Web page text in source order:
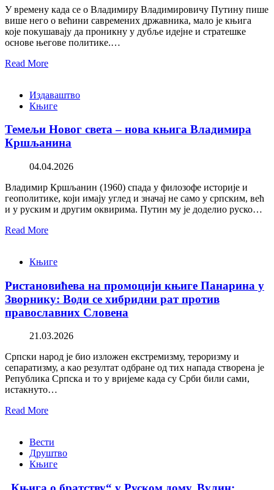
У времену када се о Владимиру Владимировичу Путину пише
више него о већини савремених државника, мало је књига
које покушавају да проникну у дубље идејне и стратешке
основе његове политике.…
Read More
Издаваштво
Књиге
Темељи Новог света – нова књига Владимира
Кршљанина
04.04.2026
Владимир Кршљанин (1960) спада у филозофе историје и
геополитике, који имају углед и значај не само у српским, већ
и у руским и другим оквирима. Путин му је доделио руско…
Read More
Књиге
Ристановићева на промоцији књиге Панарина у
Зворнику: Води се хибридни рат против
православних Словена
21.03.2026
Српски народ је био изложен екстремизму, тероризму и
сепаратизму, а као резултат одбране од тих напада створена је
Република Српска и то у вријеме када су Срби били сами,
истакнуто…
Read More
Вести
Друштво
Књиге